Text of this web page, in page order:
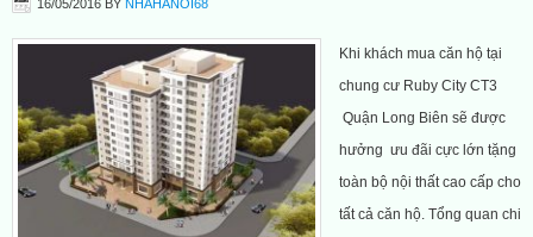
16/05/2016 BY NHAHANOI68
Khi khách mua căn hộ tại
chung cư Ruby City CT3
Quận Long Biên sẽ được
hưởng ưu đãi cực lớn tặng
toàn bộ nội thất cao cấp cho
tất cả căn hộ. Tổng quan chi